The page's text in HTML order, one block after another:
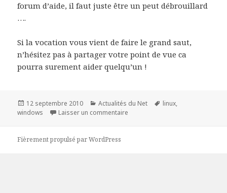
forum d’aide, il faut juste être un peut débrouillard
….
Si la vocation vous vient de faire le grand saut,
n’hésitez pas à partager votre point de vue ca
pourra surement aider quelqu’un !
Publié
le
12 septembre 2010 Catégories
Actualités du Net
Mots-
linux,
windows
Laisser un commentaire
Fièrement propulsé par WordPress